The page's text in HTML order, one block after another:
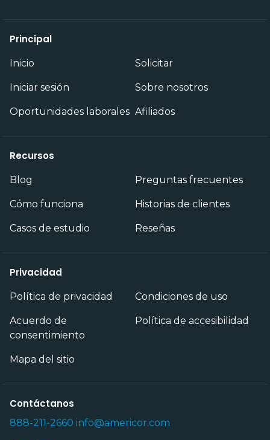
Principal
Inicio Solicitar
Iniciar sesión Sobre nosotros
Oportunidades laborales Afiliados
Recursos
Blog Preguntas frecuentes
Cómo funciona Historias de clientes
Casos de estudio Reseñas
Privacidad
Política de privacidad Condiciones de uso
Acuerdo de
consentimiento
Política de accesibilidad
Mapa del sitio
Contáctanos
888-211-2660 info@americor.com